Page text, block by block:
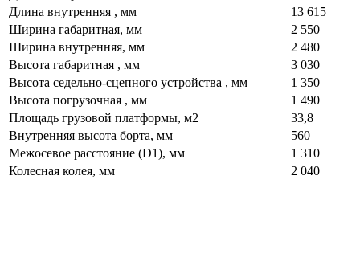
Длина внутренняя , мм
13 615
Ширина габаритная, мм
2 550
Ширина внутренняя, мм
2 480
Высота габаритная , мм
3 030
Высота седельно-сцепного устройства , мм
1 350
Высота погрузочная , мм
1 490
Площадь грузовой платформы, м2
33,8
Внутренняя высота борта, мм
560
Межосевое расстояние (D1), мм
1 310
Колесная колея, мм
2 040